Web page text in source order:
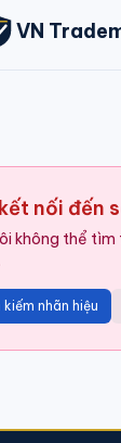
VN
nối đến
không thể tìm
kiếm nhãn hiệu